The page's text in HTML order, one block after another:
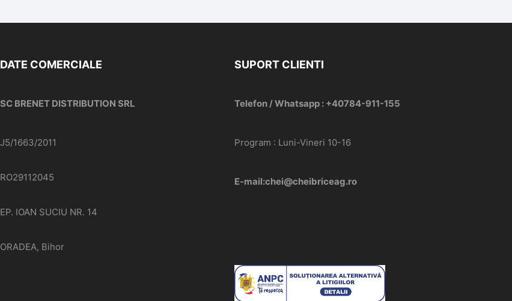
DATE COMERCIALE
SC BRENET DISTRIBUTION SRL
J5/1663/2011
RO29112045
EP. IOAN SUCIU NR. 14
ORADEA, Bihor
SUPORT CLIENTI
Telefon / Whatsapp : +40784-911-155
Program : Luni-Vineri 10-16
E-mail:chei@cheibriceag.ro